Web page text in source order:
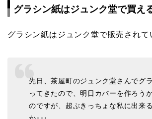
グラシン紙はジュンク堂で買え
グラシン紙はジュンク堂で販売されて
先日、茶屋町のジュンク堂さんでグ
ってきたので、明日カバーを作ろう
のですが、超ぶきっちょな私に出来